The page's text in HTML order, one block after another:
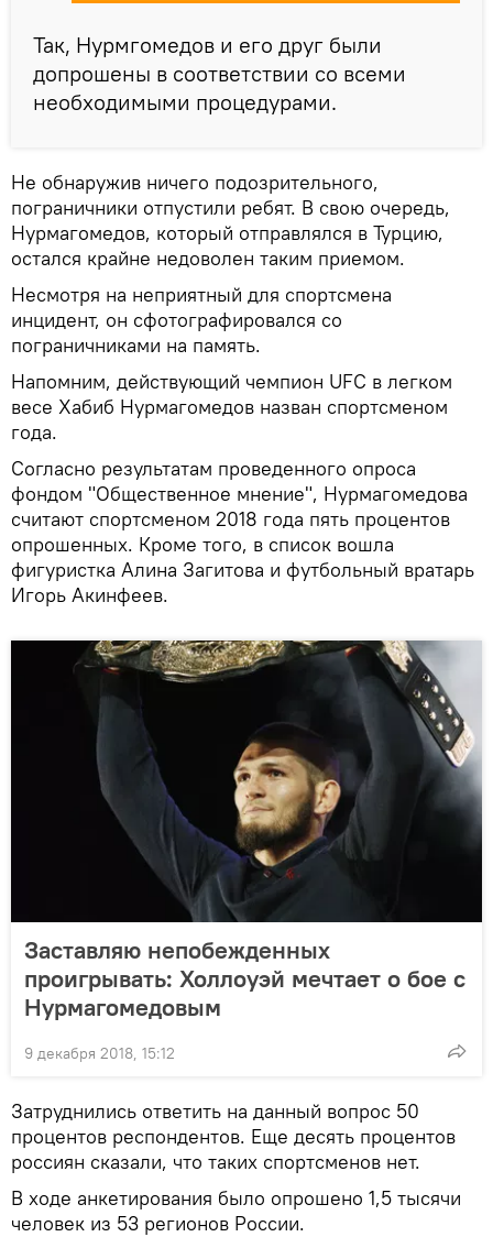
Так, Нурмгомедов и его друг были
допрошены в соответствии со всеми
необходимыми процедурами.
Не обнаружив ничего подозрительного,
пограничники отпустили ребят. В свою очередь,
Нурмагомедов, который отправлялся в Турцию,
остался крайне недоволен таким приемом.
Несмотря на неприятный для спортсмена
инцидент, он сфотографировался со
пограничниками на память.
Напомним, действующий чемпион UFC в легком
весе Хабиб Нурмагомедов назван спортсменом
года.
Согласно результатам проведенного опроса
фондом "Общественное мнение", Нурмагомедова
считают спортсменом 2018 года пять процентов
опрошенных. Кроме того, в список вошла
фигуристка Алина Загитова и футбольный вратарь
Игорь Акинфеев.
Заставляю непобежденных
проигрывать: Холлоуэй мечтает о бое с
Нурмагомедовым
9 декабря 2018, 15:12
Затруднились ответить на данный вопрос 50
процентов респондентов. Еще десять процентов
россиян сказали, что таких спортсменов нет.
В ходе анкетирования было опрошено 1,5 тысячи
человек из 53 регионов России.